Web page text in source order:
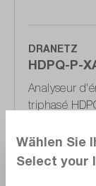
DRANETZ
HDPQ-P-
Analyseur
triphasé
12 336,00 CHF
Délai de
Wählen Sie
Select your